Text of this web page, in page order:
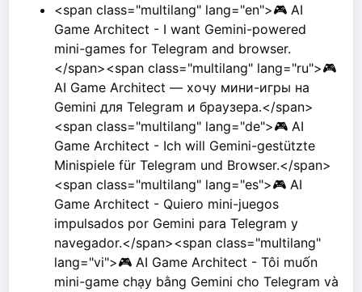
<span class="multilang" lang="en">🎮 AI
Game Architect - I want Gemini-powered
mini-games for Telegram and browser.
</span><span class="multilang" lang="ru">🎮
AI Game Architect — хочу мини-игры на
Gemini для Telegram и браузера.</span>
<span class="multilang" lang="de">🎮 AI
Game Architect - Ich will Gemini-gestützte
Minispiele für Telegram und Browser.</span>
<span class="multilang" lang="es">🎮 AI
Game Architect - Quiero mini-juegos
impulsados por Gemini para Telegram y
navegador.</span><span class="multilang"
lang="vi">🎮 AI Game Architect - Tôi muốn
mini-game chạy bằng Gemini cho Telegram và